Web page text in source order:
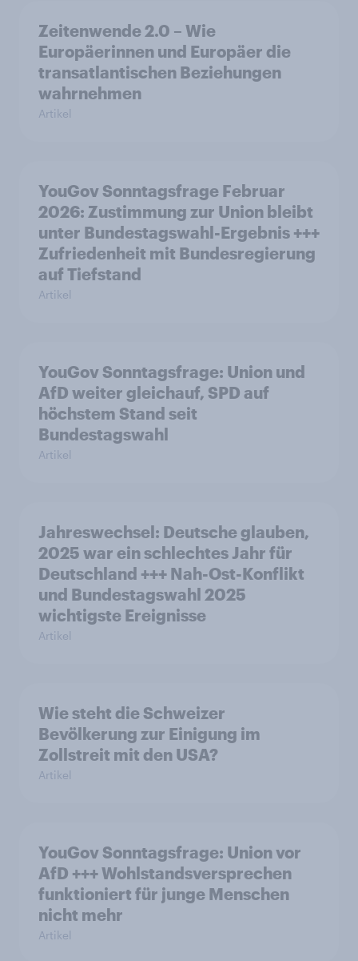
Zeitenwende 2.0 – Wie
Europäerinnen und Europäer die
transatlantischen Beziehungen
wahrnehmen
Artikel
YouGov Sonntagsfrage Februar
2026: Zustimmung zur Union bleibt
unter Bundestagswahl-Ergebnis +++
Zufriedenheit mit Bundesregierung
auf Tiefstand
Artikel
YouGov Sonntagsfrage: Union und
AfD weiter gleichauf, SPD auf
höchstem Stand seit
Bundestagswahl
Artikel
Jahreswechsel: Deutsche glauben,
2025 war ein schlechtes Jahr für
Deutschland +++ Nah-Ost-Konflikt
und Bundestagswahl 2025
wichtigste Ereignisse
Artikel
Wie steht die Schweizer
Bevölkerung zur Einigung im
Zollstreit mit den USA?
Artikel
YouGov Sonntagsfrage: Union vor
AfD +++ Wohlstandsversprechen
funktioniert für junge Menschen
nicht mehr
Artikel